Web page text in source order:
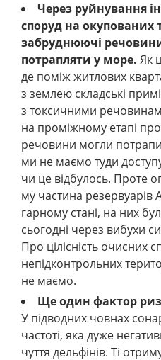
Через руйнування
споруд на окупованих
забруднюючі
потрапляти у море. Як
де поміж житлових
з землею складські
з токсичними
на проміжному етапі
речовини могли
ми не маємо туди
чи це відбулось. Проте
му частина резервуарів
гарному стані, на них
сьогодні через вибухи
Про цілісність очисних
непідконтрольних
не маємо.
Ще один фактор
У підводних човнах
частоті, яка дуже
чуття дельфінів. Ті